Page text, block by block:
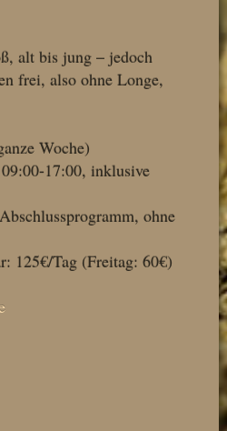
alt bis jung – jedoch
frei, also ohne Longe,
Woche)
17:00, inklusive
ohne
125€/Tag (Freitag: 60€)